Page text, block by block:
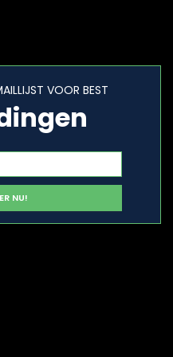
VOOR BEST